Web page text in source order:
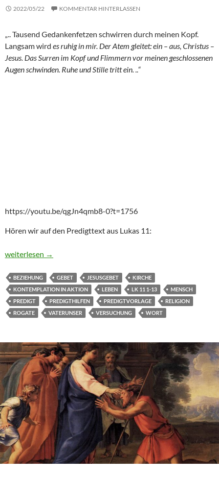
2022/05/22 KOMMENTAR HINTERLASSEN
„.. Tausend Gedankenfetzen schwirren durch meinen Kopf.
Langsam wird es ruhig in mir. Der Atem gleitet: ein – aus, Christus –
Jesus. Das Surren im Kopf und Flimmern vor meinen geschlossenen
Augen schwinden. Ruhe und Stille tritt ein. ..“
https://youtu.be/qgJn4qmb8-0?t=1756
Hören wir auf den Predigttext aus Lukas 11:
Rogate: Predigt zu Lk 11, 1-13
weiterlesen →
BEZIEHUNG GEBET JESUSGEBET
KIRCHE
KONTEMPLATION IN AKTION
LEBEN LK 11 1-13
MENSCH
PREDIGT
PREDIGTHILFEN PREDIGTVORLAGE
RELIGION
ROGATE
VATERUNSER VERSUCHUNG WORT